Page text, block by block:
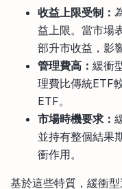
收益上限受制：
益上限。當市場
部升市收益，影
管理費高： 緩衝
理費比傳統ETF
ETF。
市場時機要求：
並持有整個結果
衝作用。
基於這些特質，緩衝